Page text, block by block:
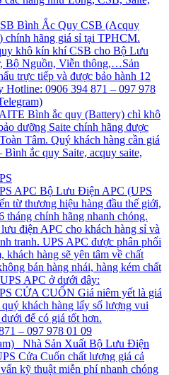
Bình Ắc Quy CSB (Acquy
chính hãng giá sỉ tại TPHCM.
khô kín khí CSB cho Bộ Lưu
Bộ Nguồn, Viễn thông,…Sản
trực tiếp và được bảo hành 12
Hotline: 0906 394 871 – 097 978
Bình ắc quy (Battery) chì khô
dưỡng Saite chính hãng được
Tâm. Quý khách hàng cần giá
ắc quy Saite, acquy saite,
APC Bộ Lưu Điện APC (UPS
từ thương hiệu hàng đầu thế giới,
tháng chính hãng nhanh chóng.
điện APC cho khách hàng sỉ và
tranh. UPS APC được phân phối
khách hàng sẽ yên tâm về chất
bán hàng nhái, hàng kém chất
APC ở dưới đây:
CỬA CUỐN Giá niêm yết là giá
khách hàng lấy số lượng vui
để có giá tốt hơn.
– 097 978 01 09
Nhà Sản Xuất Bộ Lưu Điện
Cửa Cuốn chất lượng giá cả
kỹ thuật miễn phí nhanh chóng